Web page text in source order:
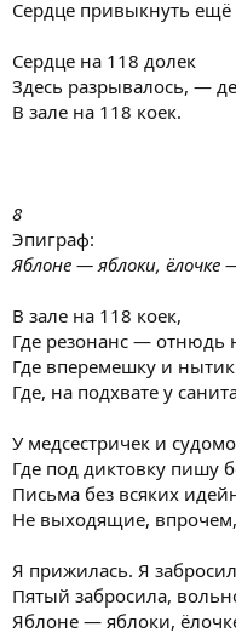
Сердце привыкнуть ещё
Сердце на 118 долек
Здесь разрывалось, —
В зале на 118 коек.
8
Эпиграф:
Яблоне — яблоки,
В зале на 118 коек,
Где резонанс — отнюдь
Где вперемешку и
Где, на подхвате у
У медсестричек и
Где под диктовку пишу
Письма без всяких
Не выходящие,
Я прижилась. Я
Пятый забросила,
Яблоне — яблоки,